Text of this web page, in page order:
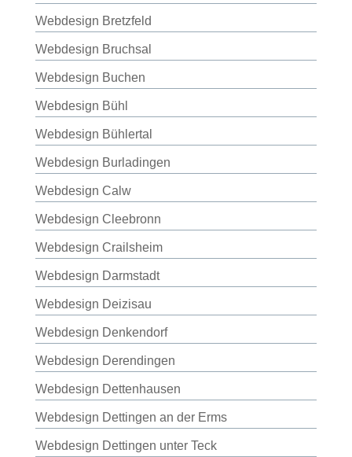
Webdesign Bretzfeld
Webdesign Bruchsal
Webdesign Buchen
Webdesign Bühl
Webdesign Bühlertal
Webdesign Burladingen
Webdesign Calw
Webdesign Cleebronn
Webdesign Crailsheim
Webdesign Darmstadt
Webdesign Deizisau
Webdesign Denkendorf
Webdesign Derendingen
Webdesign Dettenhausen
Webdesign Dettingen an der Erms
Webdesign Dettingen unter Teck